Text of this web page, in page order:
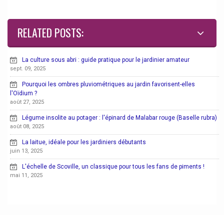
RELATED POSTS:
La culture sous abri : guide pratique pour le jardinier amateur
sept. 09, 2025
Pourquoi les ombres pluviométriques au jardin favorisent-elles
l'Oïdium ?
août 27, 2025
Légume insolite au potager : l'épinard de Malabar rouge (Baselle rubra)
août 08, 2025
La laitue, idéale pour les jardiniers débutants
juin 13, 2025
L'échelle de Scoville, un classique pour tous les fans de piments !
mai 11, 2025